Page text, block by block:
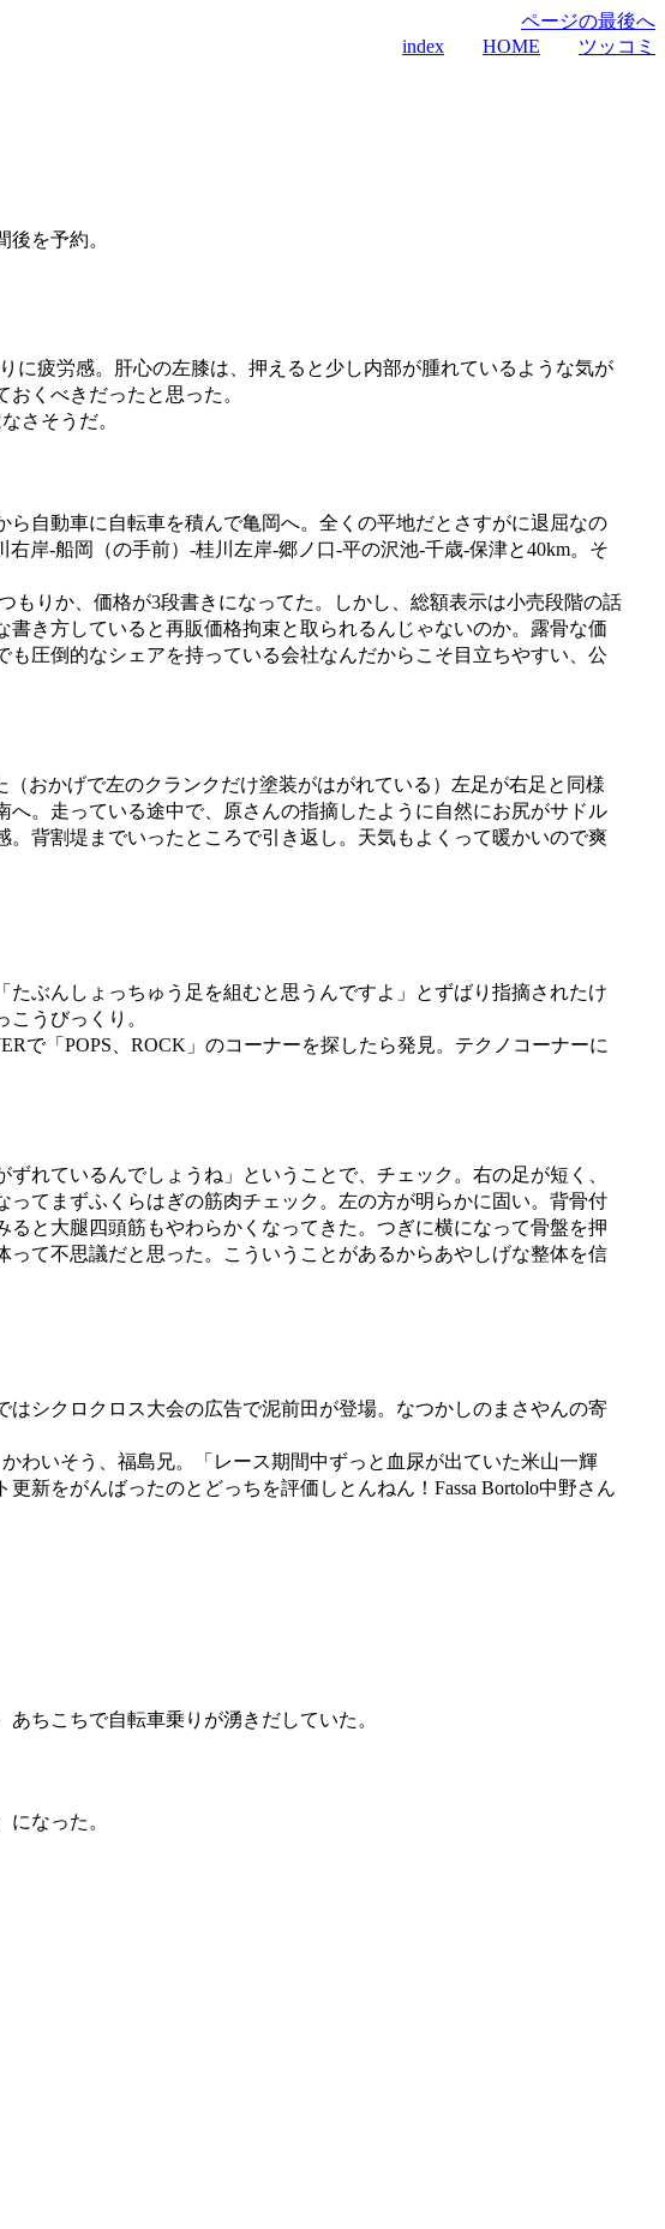
ページの最後へ
index
HOME ツッコミ
を予約。
疲労感。肝心の左膝は、押えると少し内部が腫れているような気が
くべきだったと思った。
さそうだ。
自動車に自転車を積んで亀岡へ。全くの平地だとさすがに退屈なの
岸-船岡（の手前）-桂川左岸-郷ノ口-平の沢池-千歳-保津と40km。そ
もりか、価格が3段書きになってた。しかし、総額表示は小売段階の話
き方していると再販価格拘束と取られるんじゃないのか。露骨な価
圧倒的なシェアを持っている会社なんだからこそ目立ちやすい、公
おかげで左のクランクだけ塗装がはがれている）左足が右足と同様
。走っている途中で、原さんの指摘したように自然にお尻がサドル
背割堤までいったところで引き返し。天気もよくって暖かいので爽
ぶんしょっちゅう足を組むと思うんですよ」とずばり指摘されたけ
うびっくり。
で「POPS、ROCK」のコーナーを探したら発見。テクノコーナーに
れているんでしょうね」ということで、チェック。右の足が短く、
てまずふくらはぎの筋肉チェック。左の方が明らかに固い。背骨付
と大腿四頭筋もやわらかくなってきた。つぎに横になって骨盤を押
て不思議だと思った。こういうことがあるからあやしげな整体を信
シクロクロス大会の広告で泥前田が登場。なつかしのまさやんの寄
わいそう、福島兄。「レース期間中ずっと血尿が出ていた米山一輝
新をがんばったのとどっちを評価しとんねん！Fassa Bortolo中野さん
ちこちで自転車乗りが湧きだしていた。
になった。